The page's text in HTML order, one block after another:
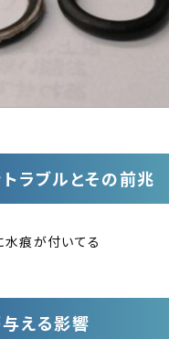
ラブルとその前兆
痕が付いてる
える影響